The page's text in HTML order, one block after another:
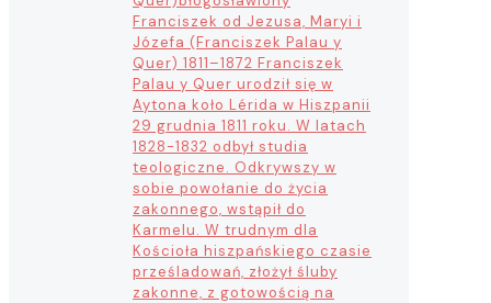
Franciszek od Jezusa, Maryi i
Józefa (Franciszek Palau y
Quer) 1811–1872 Franciszek
Palau y Quer urodził się w
Aytona koło Lérida w Hiszpanii
29 grudnia 1811 roku. W latach
1828-1832 odbył studia
teologiczne. Odkrywszy w
sobie powołanie do życia
zakonnego, wstąpił do
Karmelu. W trudnym dla
Kościoła hiszpańskiego czasie
prześladowań, złożył śluby
zakonne, z gotowością na